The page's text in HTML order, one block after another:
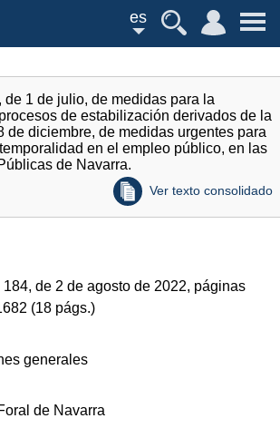
es
de 1 de julio, de medidas para la
de estabilización derivados de la
de diciembre, de medidas urgentes para
en el empleo público, en las
de Navarra.
Ver texto consolidado
184, de 2 de agosto de 2022, páginas
(18 págs.)
generales
de Navarra